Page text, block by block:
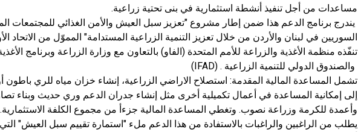
مساعدات من أجل تنفيذ أنشطة استثمارية في بنى تحتية زراعية.
يندرج برنامج الدعم هذا ضمن إطار مشروع "تعزيز سبل العيش والأمن الغذائي للمجتمعات
السوريين في لبنان والأردن من خلال تعزيز التنمية الزراعية المستدامة" المموّل من الاتحاد
والصندوق الدولي للتنمية الزراعية . (IFAD)
تشمل المساعدة المالية المقدمة: استصلاح الاراضي الزراعية، إنشاء خزان مياه للري باطون
إلى إمكانية المساعدة في أعمال تكميلية أخرى مثل إنشاء جدران الدعم وري حديث وبناء
وأعمدة للكرمة وزراعة نصوب. وتغطي المساعدة المالية جزءأ من مجموع الكلفة الاستثمارية.
يطلب من الراغبين والراغبات بالاستفادة من هذا الدعم ملء "استمارة تقييم سبل العيش"